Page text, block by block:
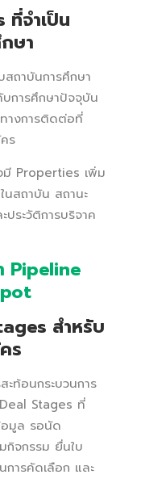
จำเป็น
ษา
ถาบันการศึกษา
การศึกษาปัจจุบัน
างการติดต่อที่
ร
Properties เพิ่ม
นสถาบัน สถานะ
ระวัติการบริจาค
Pipeline
สำหรับ
ร
ท้อนกระบวนการ
Stages ที่
อมูล รอนัด
กิจกรรม ยื่นใบ
ารคัดเลือก และ